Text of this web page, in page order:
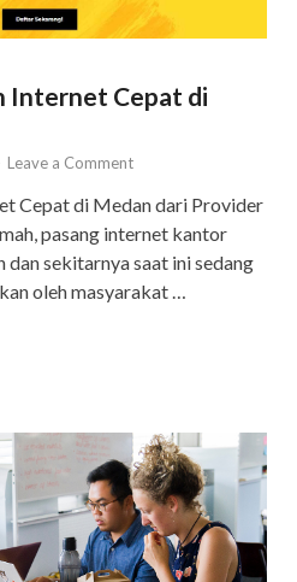
Internet Cepat di
Leave a Comment
Cepat di Medan dari Provider
pasang internet kantor
sekitarnya saat ini sedang
oleh masyarakat …